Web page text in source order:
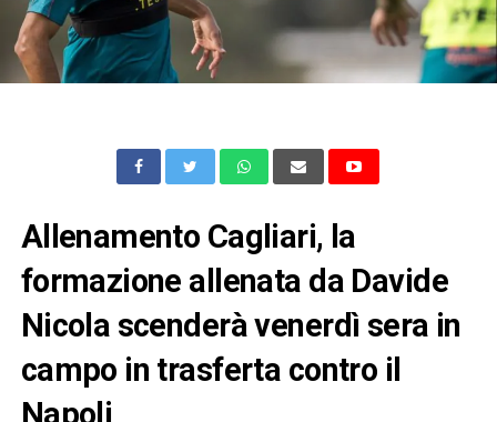
Allenamento Cagliari, la
formazione allenata da Davide
Nicola scenderà venerdì sera in
campo in trasferta contro il